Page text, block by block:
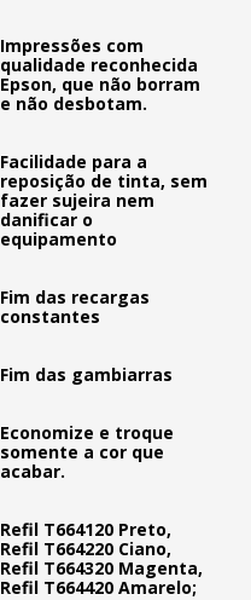
Impressões com
qualidade reconhecida
Epson, que não borram
e não desbotam.
Facilidade para a
reposição de tinta, sem
fazer sujeira nem
danificar o
equipamento
Fim das recargas
constantes
Fim das gambiarras
Economize e troque
somente a cor que
acabar.
Refil T664120 Preto,
Refil T664220 Ciano,
Refil T664320 Magenta,
Refil T664420 Amarelo;